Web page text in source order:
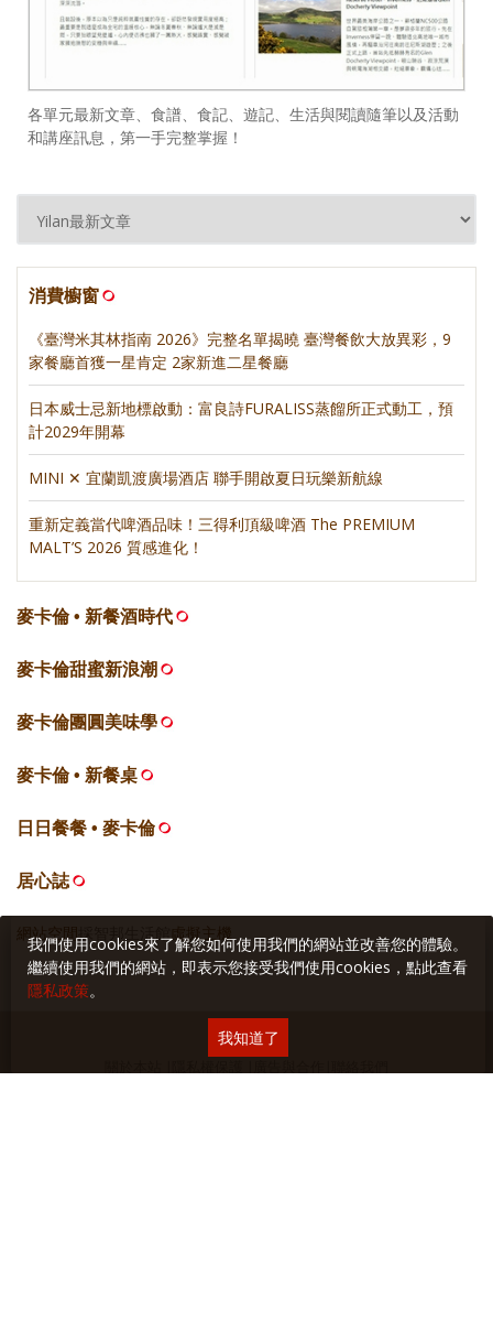
各單元最新文章、食譜、食記、遊記、生活與閱讀隨筆以及活動
和講座訊息，第一手完整掌握！
消費櫥窗
《臺灣米其林指南 2026》完整名單揭曉 臺灣餐飲大放異彩，9
家餐廳首獲一星肯定 2家新進二星餐廳
日本威士忌新地標啟動：富良詩FURALISS蒸餾所正式動工，預
計2029年開幕
MINI ✕ 宜蘭凱渡廣場酒店 聯手開啟夏日玩樂新航線
重新定義當代啤酒品味！三得利頂級啤酒 The PREMIUM
MALT’S 2026 質感進化！
麥卡倫 • 新餐酒時代
麥卡倫甜蜜新浪潮
麥卡倫團圓美味學
麥卡倫 • 新餐桌
日日餐餐 • 麥卡倫
居心誌
網站空間採智邦生活館虛擬主機
我們使用cookies來了解您如何使用我們的網站並改善您的體驗。
繼續使用我們的網站，即表示您接受我們使用cookies，點此查看
隱私政策。
我知道了